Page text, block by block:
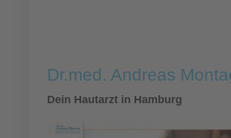
Dr.med. Andreas
Dein Hautarzt in Hamburg